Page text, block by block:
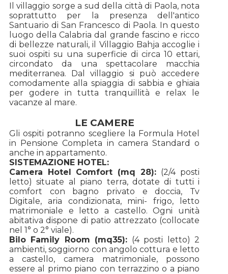
Il villaggio sorge a sud della città di Paola, nota
soprattutto per la presenza dell'antico
Santuario di San Francesco di Paola. In questo
luogo della Calabria dal grande fascino e ricco
di bellezze naturali, il Villaggio Bahja accoglie i
suoi ospiti su una superficie di circa 10 ettari,
circondato da una spettacolare macchia
mediterranea. Dal villaggio si può accedere
comodamente alla spiaggia di sabbia e ghiaia
per godere in tutta tranquillità e relax le
vacanze al mare.
LE CAMERE
Gli ospiti potranno scegliere la Formula Hotel
in Pensione Completa in camera Standard o
anche in appartamento.
SISTEMAZIONE HOTEL:
Camera Hotel Comfort (mq 28): (2/4 posti
letto) situate al piano terra, dotate di tutti i
comfort con bagno privato e doccia, Tv
Digitale, aria condizionata, mini- frigo, letto
matrimoniale e letto a castello. Ogni unità
abitativa dispone di patio attrezzato (collocate
nel 1° o 2° viale).
Bilo Family Room (mq35): (4 posti letto) 2
ambienti, soggiorno con angolo cottura e letto
a castello, camera matrimoniale, possono
essere al primo piano con terrazzino o a piano